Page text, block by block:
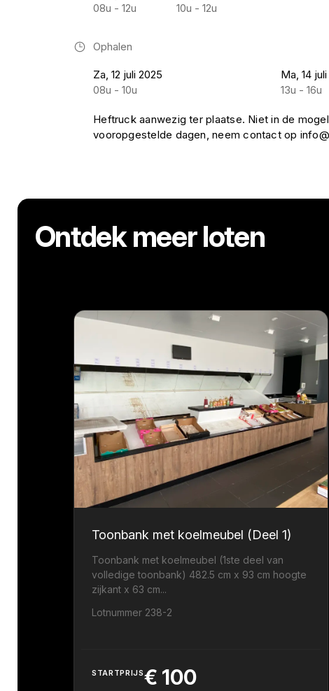
08u - 12u
10u - 12u
Ophalen
Za, 12 juli 2025
08u - 10u
Ma, 14
13u - 16u
Heftruck aanwezig ter plaatse. Niet in de
vooropgestelde dagen, neem contact op
Ontdek meer loten
Toonbank met koelmeubel (Deel 1)
Toonbank met koelmeubel (1ste deel van
volledige toonbank) 482.5 cm x 93 cm hoogte
zijkant x 63 cm...
Lotnummer 238-2
STARTPRIJS€ 100